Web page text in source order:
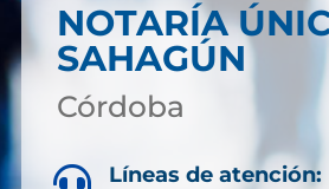
NOTARÍA
SAHAGÚN
Córdoba
Líneas de atención: